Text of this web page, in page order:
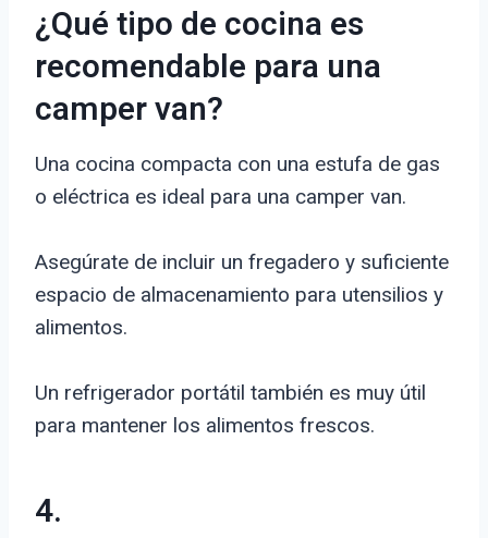
¿Qué tipo de cocina es
recomendable para una
camper van?
Una cocina compacta con una estufa de gas
o eléctrica es ideal para una camper van.
Asegúrate de incluir un fregadero y suficiente
espacio de almacenamiento para utensilios y
alimentos.
Un refrigerador portátil también es muy útil
para mantener los alimentos frescos.
4.